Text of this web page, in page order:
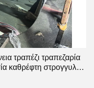
τραπέζι τραπεζαρία
καθρέφτη στρογγυλό